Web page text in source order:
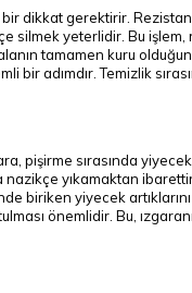
dikkat gerektirir.
silmek yeterlidir. Bu
tamamen kuru
adımdır. Temizlik
pişirme sırasında
yıkamaktan
biriken yiyecek
önemlidir. Bu,